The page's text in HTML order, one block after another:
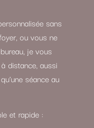
sans
ou vous ne
je vous
distance, aussi
séance au
et rapide :